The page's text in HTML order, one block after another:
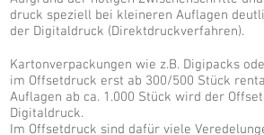
druck speziell bei kleineren Auflagen
der Digitaldruck (Direktdruckverfahren).
Kartonverpackungen wie z.B. Digipacks
im Offsetdruck erst ab 300/500 Stück
Auflagen ab ca. 1.000 Stück wird der
Digitaldruck.
Im Offsetdruck sind dafür viele